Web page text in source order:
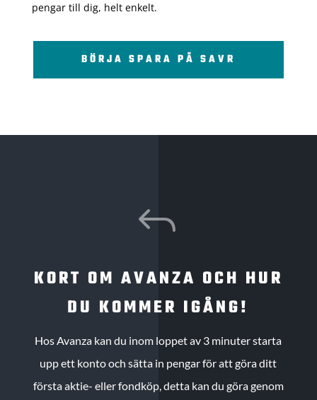
pengar till dig, helt enkelt.
BÖRJA SPARA PÅ SAVR
J
KORT OM AVANZA OCH HUR
DU KOMMER IGÅNG!
Hos Avanza kan du inom loppet av 3 minuter starta
upp ett konto och sätta in pengar för att göra ditt
första aktie- eller fondköp, detta kan du göra genom